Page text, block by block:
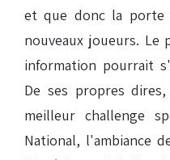
et que donc la porte
nouveaux joueurs. Le
information pourrait
De ses propres
meilleur challenge
National, l'ambiance